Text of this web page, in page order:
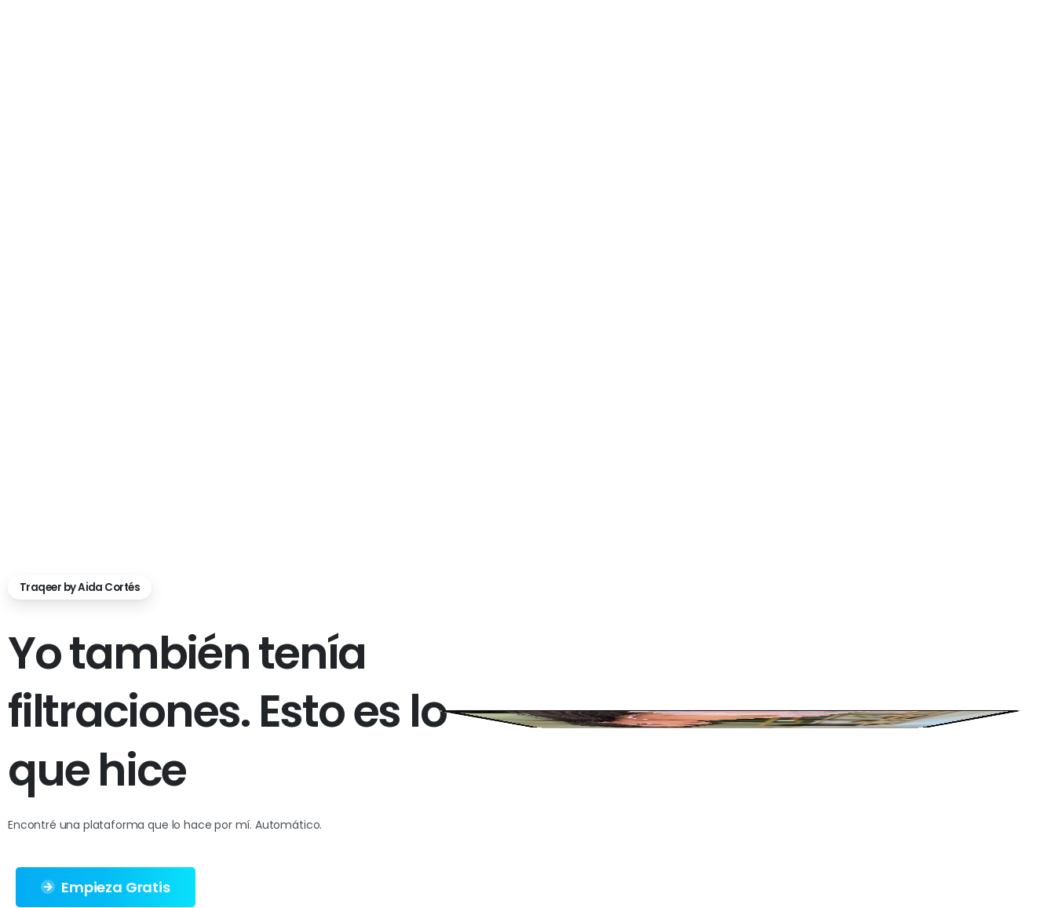
Traqeer by Aida Cortés
Yotambiéntenía
filtraciones.Estoes lo
quehice
Encontré una plataforma que lo hace por mí. Automático.
Empieza Gratis